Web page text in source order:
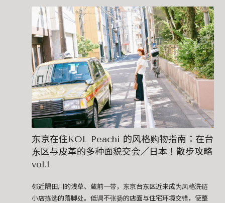
东京在住KOL Peachi 的风格购物指南：在台
东区与皮革的多种面貌交会／日本！散步攻略
vol.1
邻近隅田川的浅草、蔵前一带，东京台东区近来成为风格洗链
小店拣选的落脚处。低调不张扬的店面与住宅环境交错，使整